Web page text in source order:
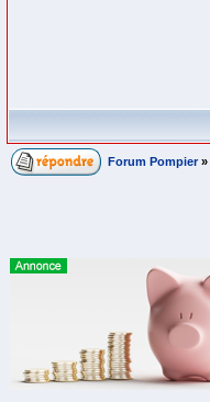
Forum Pompier »